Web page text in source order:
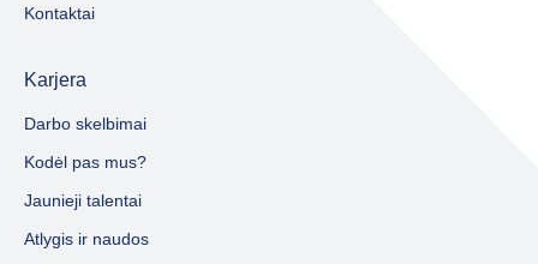
Kontaktai
Karjera
Darbo skelbimai
Kodėl pas mus?
Jaunieji talentai
Atlygis ir naudos